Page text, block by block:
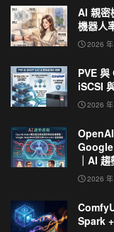
AI 親密
機器人
2026 年
PVE 與
iSCSI
2026 年
｜AI
2026 年
Spark